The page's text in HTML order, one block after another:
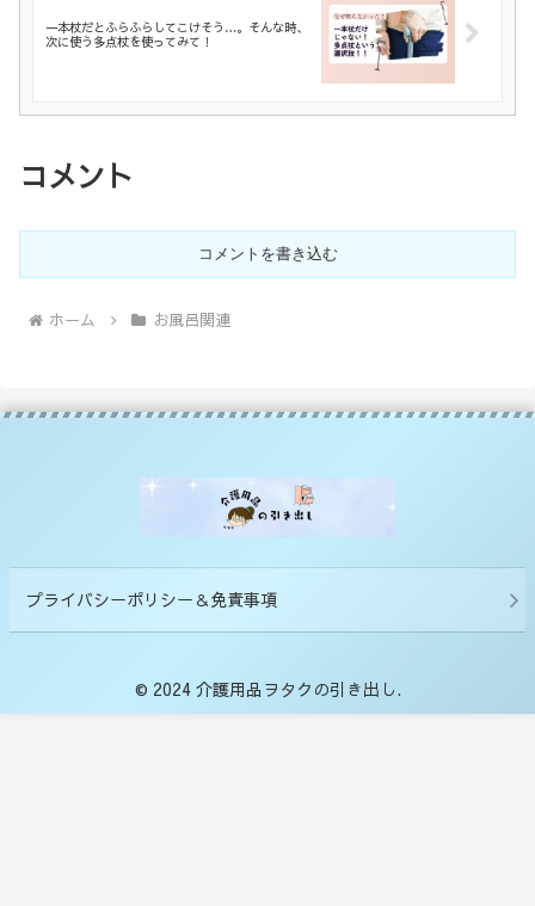
一本杖だとふらふらしてこけそう…。そんな時、
次に使う多点杖を使ってみて！
コメント
コメントを書き込む
ホーム お風呂関連
プライバシーポリシー＆免責事項
© 2024 介護用品ヲタクの引き出し.